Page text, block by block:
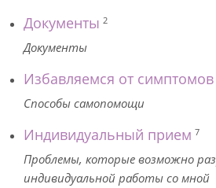
Документы 2
Документы
Избавляемся от симптомов
Способы самопомощи
Индивидуальный прием 7
Проблемы, которые возможно
индивидуальной работы со мной